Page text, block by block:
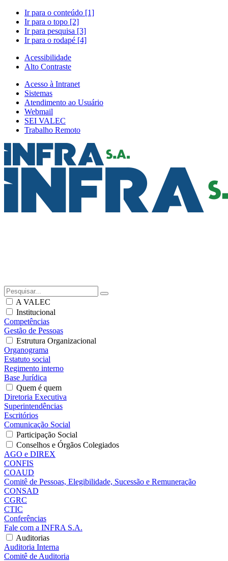
Ir para o conteúdo [1]
Ir para o topo [2]
Ir para pesquisa [3]
Ir para o rodapé [4]
Acessibilidade
Alto Contraste
Acesso à Intranet
Sistemas
Atendimento ao Usuário
Webmail
SEI VALEC
Trabalho Remoto
A VALEC
Institucional
Competências
Gestão de Pessoas
Estrutura Organizacional
Organograma
Estatuto social
Regimento interno
Base Jurídica
Quem é quem
Diretoria Executiva
Superintendências
Escritórios
Comunicação Social
Participação Social
Conselhos e Órgãos Colegiados
AGO e DIREX
CONFIS
COAUD
Comitê de Pessoas, Elegibilidade, Sucessão e Remuneração
CONSAD
CGRC
CTIC
Conferências
Fale com a INFRA S.A.
Auditorias
Auditoria Interna
Comitê de Auditoria